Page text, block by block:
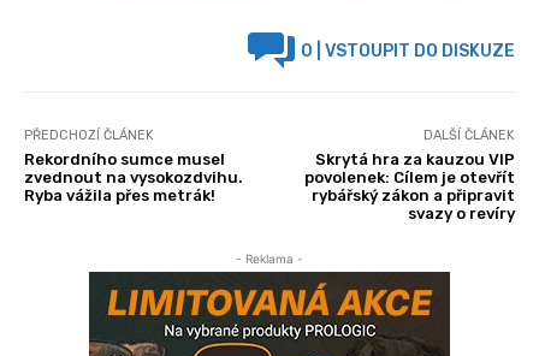
0 | VSTOUPIT DO DISKUZE
PŘEDCHOZÍ ČLÁNEK
Rekordního sumce musel
zvednout na vysokozdvihu.
Ryba vážila přes metrák!
DALŠÍ ČLÁNEK
Skrytá hra za kauzou VIP
povolenek: Cílem je otevřít
rybářský zákon a připravit
svazy o revíry
- Reklama -